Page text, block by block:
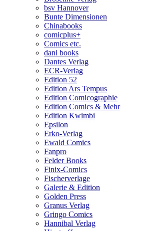
bsv Hannover
Bunte Dimensionen
Chinabooks
comicplus+
Comics etc.
dani books
Dantes Verlag
ECR-Verlag
Edition 52
Edition Ars Tempus
Edition Comicographie
Edition Comics & Mehr
Edition Kwimbi
Epsilon
Erko-Verlag
Ewald Comics
Fanpro
Felder Books
Finix-Comics
Fischerverlage
Galerie & Edition
Golden Press
Granus Verlag
Gringo Comics
Hannibal Verlag